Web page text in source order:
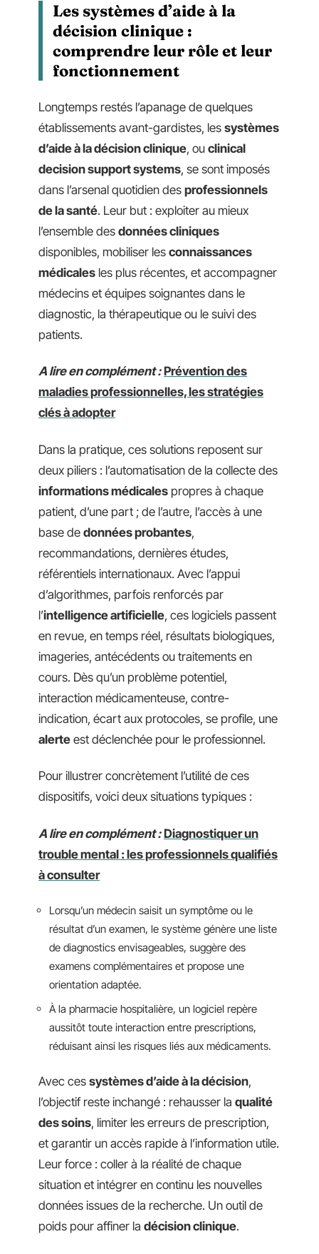
Les systèmes d’aide à la
décision clinique :
comprendre leur rôle et leur
fonctionnement
Longtemps restés l’apanage de quelques
établissements avant-gardistes, les systèmes
d’aide à la décision clinique, ou clinical
decision support systems, se sont imposés
dans l’arsenal quotidien des professionnels
de la santé. Leur but : exploiter au mieux
l’ensemble des données cliniques
disponibles, mobiliser les connaissances
médicales les plus récentes, et accompagner
médecins et équipes soignantes dans le
diagnostic, la thérapeutique ou le suivi des
patients.
A lire en complément : Prévention des
maladies professionnelles, les stratégies
clés à adopter
Dans la pratique, ces solutions reposent sur
deux piliers : l’automatisation de la collecte des
informations médicales propres à chaque
patient, d’une part ; de l’autre, l’accès à une
base de données probantes,
recommandations, dernières études,
référentiels internationaux. Avec l’appui
d’algorithmes, parfois renforcés par
l’intelligence artificielle, ces logiciels passent
en revue, en temps réel, résultats biologiques,
imageries, antécédents ou traitements en
cours. Dès qu’un problème potentiel,
interaction médicamenteuse, contre-
indication, écart aux protocoles, se profile, une
alerte est déclenchée pour le professionnel.
Pour illustrer concrètement l’utilité de ces
dispositifs, voici deux situations typiques :
A lire en complément : Diagnostiquer un
trouble mental : les professionnels qualifiés
à consulter
Lorsqu’un médecin saisit un symptôme ou le
résultat d’un examen, le système génère une liste
de diagnostics envisageables, suggère des
examens complémentaires et propose une
orientation adaptée.
À la pharmacie hospitalière, un logiciel repère
aussitôt toute interaction entre prescriptions,
réduisant ainsi les risques liés aux médicaments.
Avec ces systèmes d’aide à la décision,
l’objectif reste inchangé : rehausser la qualité
des soins, limiter les erreurs de prescription,
et garantir un accès rapide à l’information utile.
Leur force : coller à la réalité de chaque
situation et intégrer en continu les nouvelles
données issues de la recherche. Un outil de
poids pour affiner la décision clinique.